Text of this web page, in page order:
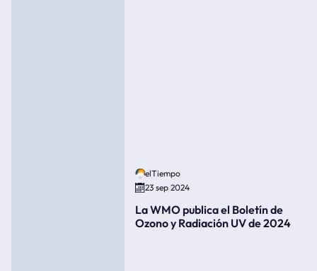
elTiempo
23 sep 2024
La WMO publica el Boletín de
Ozono y Radiación UV de 2024